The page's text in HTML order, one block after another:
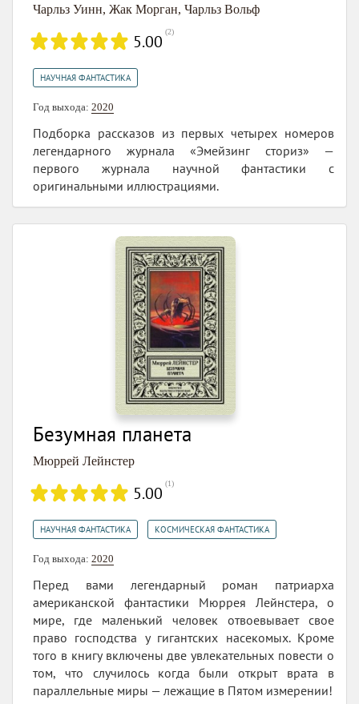
Чарльз Уинн, Жак Морган, Чарльз Вольф
5.00 (2)
НАУЧНАЯ ФАНТАСТИКА
Год выхода: 2020
Подборка рассказов из первых четырех номеров
легендарного журнала «Эмейзинг сториз» —
первого журнала научной фантастики с
оригинальными иллюстрациями.
Безумная планета
Мюррей Лейнстер
5.00 (1)
НАУЧНАЯ ФАНТАСТИКА КОСМИЧЕСКАЯ ФАНТАСТИКА
Год выхода: 2020
Перед вами легендарный роман патриарха
американской фантастики Мюррея Лейнстера, о
мире, где маленький человек отвоевывает свое
право господства у гигантских насекомых. Кроме
того в книгу включены две увлекательных повести о
том, что случилось когда были открыт врата в
параллельные миры — лежащие в Пятом измерении!